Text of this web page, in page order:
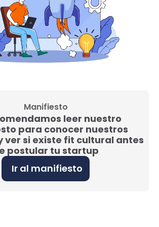
Manifiesto
leer nuestro
para conocer nuestros
ver si existe fit cultural antes
postular tu startup
Ir al manifiesto